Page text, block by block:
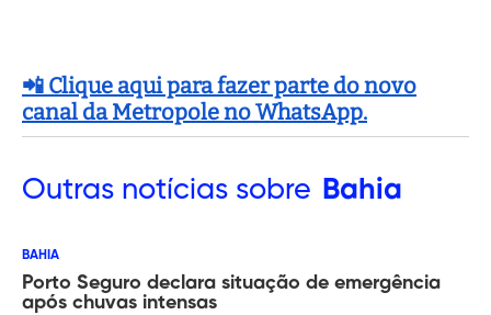
📲 Clique aqui para fazer parte do novo
canal da Metropole no WhatsApp.
Outras notícias sobre Bahia
BAHIA
Porto Seguro declara situação de emergência
após chuvas intensas